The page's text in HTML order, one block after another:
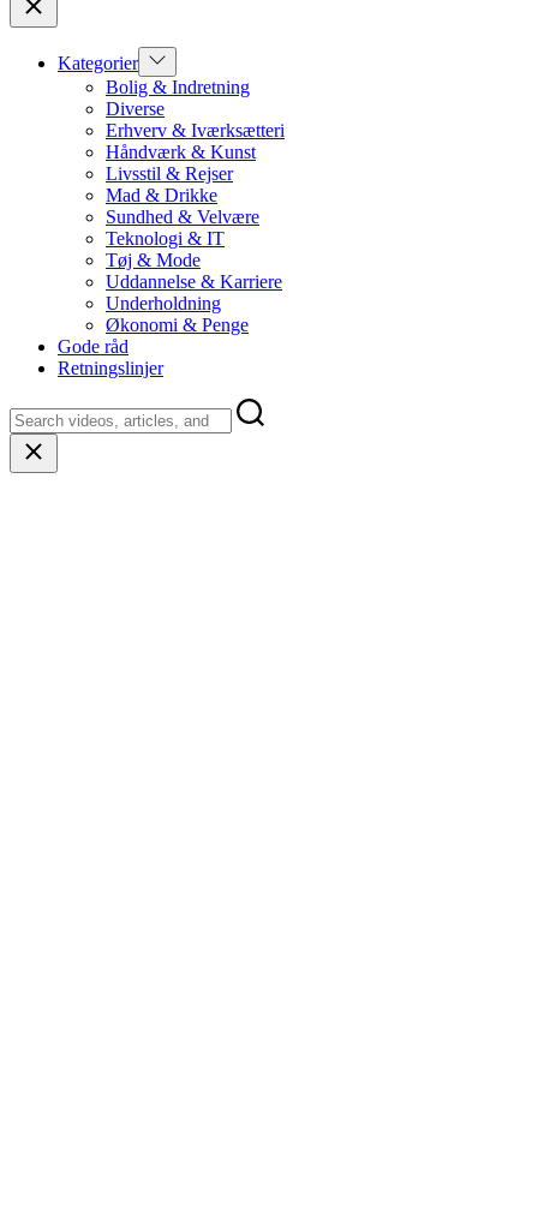
Kategorier Show
sub
menu
Bolig & Indretning
Diverse
Erhverv & Iværksætteri
Håndværk & Kunst
Livsstil & Rejser
Mad & Drikke
Sundhed & Velvære
Teknologi & IT
Tøj & Mode
Uddannelse & Karriere
Underholdning
Økonomi & Penge
Gode råd
Retningslinjer
Close
search